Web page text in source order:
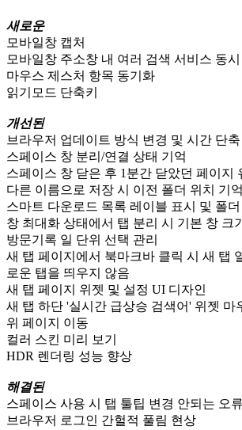
새로운
모바일창 캡처
모바일창 주소창 내 여러 검색 서비스 동
마우스 제스처 항목 동기화
읽기모드 단축키
개선된
브라우저 업데이트 방식 변경 및 시간 단축
스페이스 창 분리/연결 상태 기억
스페이스 창 닫은 후 1분간 닫았던 페이지
다른 이름으로 저장 시 이전 폴더 위치 기억
스마트 다운로드 목록 레이블 표시 및 폴
창 최대화 상태에서 탭 분리 시 기본 창 크
방문기록 일 단위 선택 관리
새 탭 페이지에서 북마크바 클릭 시 새 탭
로운 탭을 띄우지 않음
새 탭 페이지 위젯 및 설정 UI 디자인
새 탭 하단 '실시간 급상승 검색어' 위젯 마
위 페이지 이동
컬러 스킨 미리 보기
HDR 렌더링 성능 향상
해결된
스페이스 사용 시 탭 툴팁 변경 안되는 오류
브라우저 로그인 간헐적 풀림 현상